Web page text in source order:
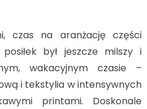
czas na aranżację części
był jeszcze milszy i
wakacyjnym czasie –
i tekstylia w intensywnych
printami. Doskonale